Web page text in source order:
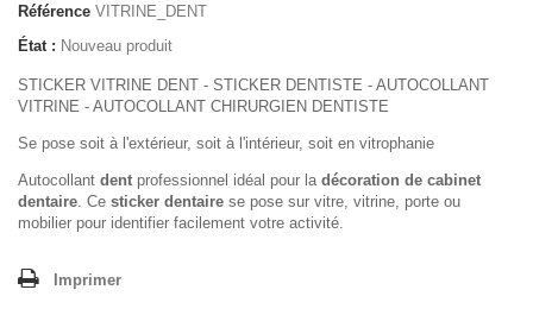
Référence VITRINE_DENT
État : Nouveau produit
STICKER VITRINE DENT - STICKER DENTISTE - AUTOCOLLANT
VITRINE - AUTOCOLLANT CHIRURGIEN DENTISTE
Se pose soit à l'extérieur, soit à l'intérieur, soit en vitrophanie
Autocollant dent professionnel idéal pour la décoration de cabinet
dentaire. Ce sticker dentaire se pose sur vitre, vitrine, porte ou
mobilier pour identifier facilement votre activité.
Imprimer